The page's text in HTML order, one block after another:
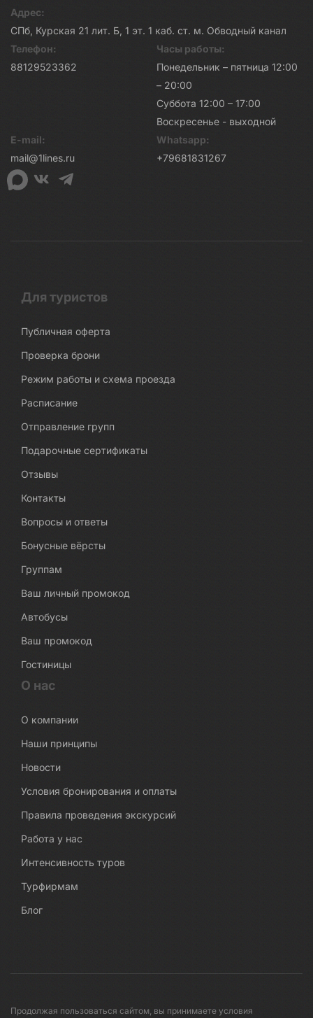
Адрес:
СПб, Курская 21 лит. Б, 1 эт. 1 каб. ст. м. Обводный канал
Телефон:
88129523362
Часы работы:
Понедельник – пятница 12:00
– 20:00
Суббота 12:00 – 17:00
Воскресенье - выходной
E-mail:
mail@1lines.ru
Whatsapp:
+79681831267
Для туристов
Публичная оферта
Проверка брони
Режим работы и схема проезда
Расписание
Отправление групп
Подарочные сертификаты
Отзывы
Контакты
Вопросы и ответы
Бонусные вёрсты
Группам
Ваш личный промокод
Автобусы
Ваш промокод
Гостиницы
О нас
О компании
Наши принципы
Новости
Условия бронирования и оплаты
Правила проведения экскурсий
Работа у нас
Интенсивность туров
Турфирмам
Блог
Продолжая пользоваться сайтом, вы принимаете условия